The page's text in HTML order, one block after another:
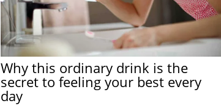
Why this ordinary drink is the
secret to feeling your best every
day